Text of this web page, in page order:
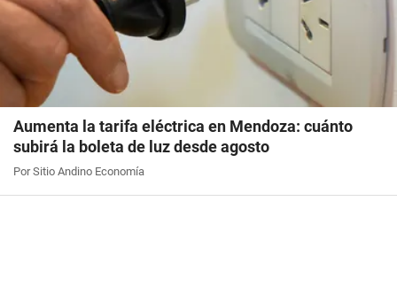
Aumenta la tarifa eléctrica en Mendoza: cuánto
subirá la boleta de luz desde agosto
Por Sitio Andino Economía